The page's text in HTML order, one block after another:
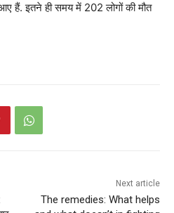
हैं. इतने ही समय में 202 लोगों की मौत
Next article
The remedies: What helps